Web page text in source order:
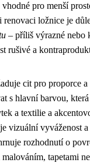
pro menší
ložnice je
– příliš výrazné nebo
rušivé a
cit pro proporce
s hlavní barvou,
a textilie a
vizuální vyváženost a
rozhodnutí o
tapetami